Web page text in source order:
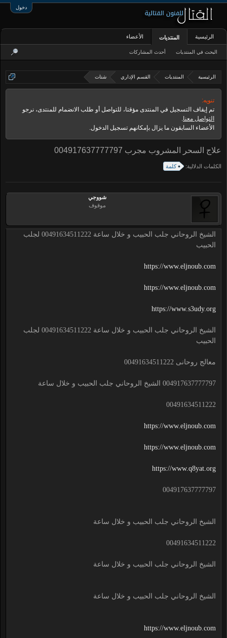
دخول
الرئيسية المنتديات القسم الإداري شتات
تنويه:
تم إيقاف التسجيل في المنتدى مؤقتا، للتواصل أو طلب الانضمام للمنتدى، نرجو
التواصل معنا.
الأعضاء السابقون ما يزال بإمكانهم تسجيل الدخول.
علاج السحر المشروب مجرب 004917637777797
الكلمات الدلالية: كلمة
شووجي
موقوف
الشيخ الروحاني جلب الحبيب و خلال ساعة 00491634511222 لجلب
الحبيب
https://www.eljnoub.com
https://www.eljnoub.com
https://www.s3udy.org
الشيخ الروحاني جلب الحبيب و خلال ساعة 00491634511222 لجلب
الحبيب
معالج روحانى 00491634511222
004917637777797 الشيخ الروحاني جلب الحبيب و خلال ساعة
00491634511222
https://www.eljnoub.com
https://www.eljnoub.com
https://www.q8yat.org
004917637777797
الشيخ الروحاني جلب الحبيب و خلال ساعة
00491634511222
الشيخ الروحاني جلب الحبيب و خلال ساعة
الشيخ الروحاني جلب الحبيب و خلال ساعة
https://www.eljnoub.com
الرئيسية المنتديات
البحث في المنتديات أحدث المشاركات
الأعضاء